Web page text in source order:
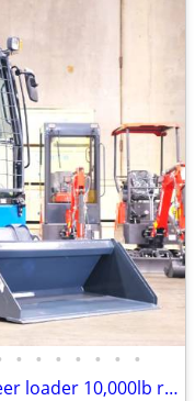
• • • • • • •
2026 66HP KUBOTA diesel Skid Steer loader 10,000lb rippa rs20